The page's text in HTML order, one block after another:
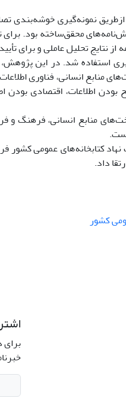
نامه‌­های محققساخته بود. برای
97/0 برای ابعاد بهبود تصمیم‌گیری
انسانی، فناوری
اطلاعات، اقتصادی بودن
منابع انسانی، فرهنگ و
نهاد کتابخانه‌های عمومی
داد.
کشور
برای